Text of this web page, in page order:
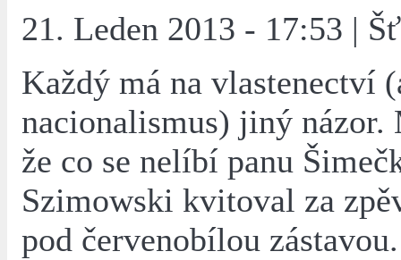
21. Leden 2013 - 17:53 |
Každý má na vlastenectví
nacionalismus) jiný
že co se nelíbí panu
Szimowski kvitoval za
pod červenobílou zástavou.